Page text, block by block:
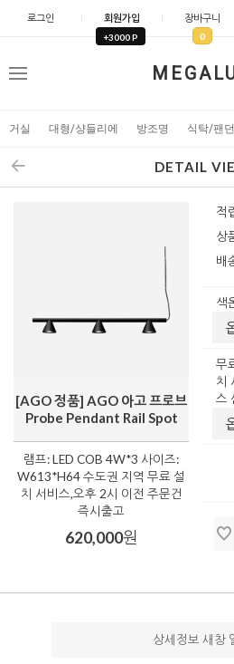
로그인 회원가입
+3000 P
장바구니
0
메
거실 대형/샹들리에 방조명 식탁/팬
DETAIL
[AGO 정품] AGO 아고 프로브
Probe Pendant Rail Spot
램프: LED COB 4W*3 사이즈:
W613*H64 수도권 지역 무료 설
치 서비스,오후 2시 이전 주문건
즉시출고
620,000원
적
상
배
색
무
치
스
상세정보 새창